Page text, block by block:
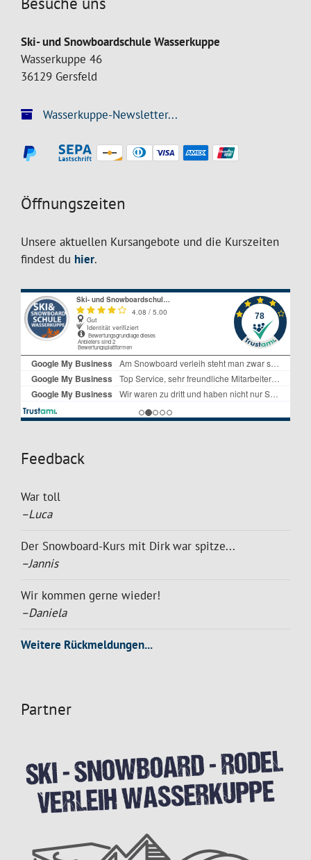
Ski- und Snowboardschule Wasserkuppe
Wasserkuppe 46
36129 Gersfeld
Wasserkuppe-Newsletter...
Öffnungszeiten
Unsere aktuellen Kursangebote und die Kurszeiten
findest du hier.
Feedback
War toll
–Luca
Der Snowboard-Kurs mit Dirk war spitze...
–Jannis
Wir kommen gerne wieder!
–Daniela
Weitere Rückmeldungen...
Partner